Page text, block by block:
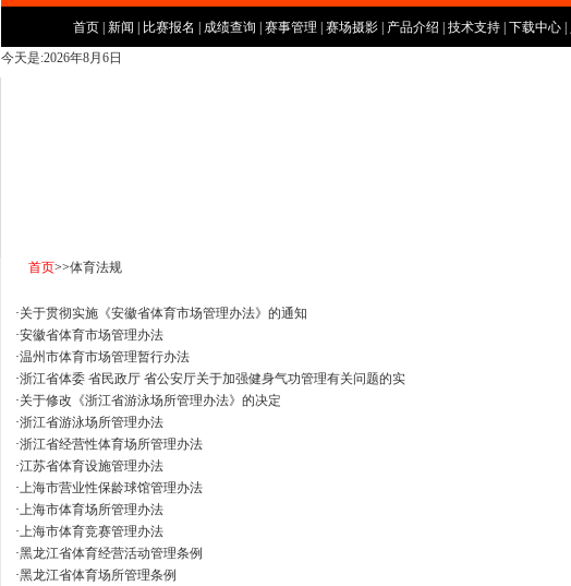
首页| 新闻 比赛报名 成绩查询 赛事管理 赛场摄影| 产品介绍 技术支持| 下载中心|
今天是:2026年8月6日
首页>>体育法规
·关于贯彻实施《安徽省体育市场管理办法》的通知
·安徽省体育市场管理办法
·温州市体育市场管理暂行办法
·浙江省体委 省民政厅 省公安厅关于加强健身气功管理有关问题的实
·关于修改《浙江省游泳场所管理办法》的决定
·浙江省游泳场所管理办法
·浙江省经营性体育场所管理办法
·江苏省体育设施管理办法
·上海市营业性保龄球馆管理办法
·上海市体育场所管理办法
·上海市体育竞赛管理办法
·黑龙江省体育经营活动管理条例
·黑龙江省体育场所管理条例